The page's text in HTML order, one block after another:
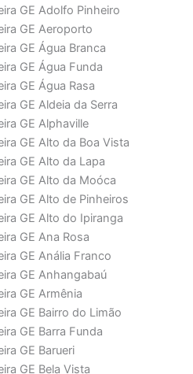
GE Adolfo Pinheiro
GE Aeroporto
GE Água Branca
GE Água Funda
GE Água Rasa
GE Aldeia da Serra
GE Alphaville
GE Alto da Boa Vista
GE Alto da Lapa
GE Alto da Moóca
GE Alto de Pinheiros
GE Alto do Ipiranga
GE Ana Rosa
GE Anália Franco
GE Anhangabaú
GE Armênia
GE Bairro do Limão
GE Barra Funda
GE Barueri
GE Bela Vista